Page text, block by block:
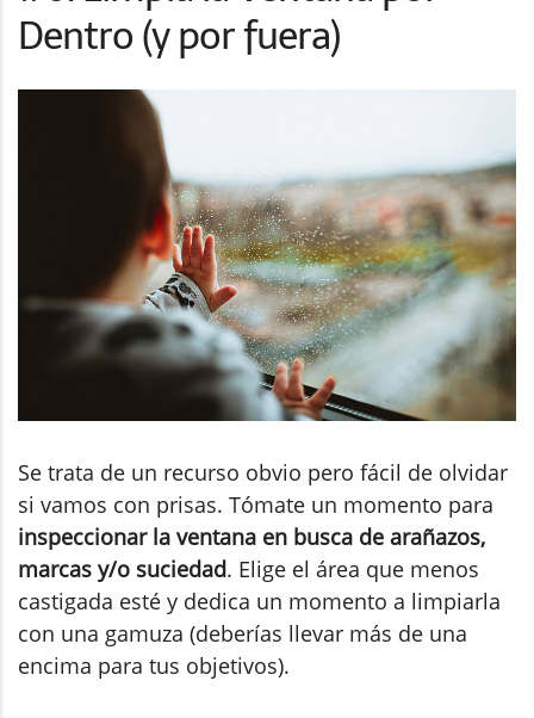
Dentro (y por fuera)
Se trata de un recurso obvio pero fácil de olvidar
si vamos con prisas. Tómate un momento para
inspeccionar la ventana en busca de arañazos,
marcas y/o suciedad. Elige el área que menos
castigada esté y dedica un momento a limpiarla
con una gamuza (deberías llevar más de una
encima para tus objetivos).